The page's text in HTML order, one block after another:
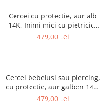
Cercei cu protectie, aur alb
14K, Inimi mici cu pietricica
laterala 5 mm
479,00 Lei
Cercei bebelusi sau piercing,
cu protectie, aur galben 14K,
Piatra safir 2 mm
479,00 Lei